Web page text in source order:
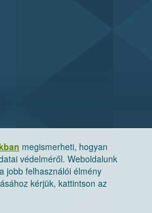
megismerheti, hogyan
védelméről. Weboldalunk
jobb felhasználói élmény
kérjük, kattintson az